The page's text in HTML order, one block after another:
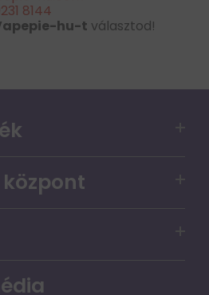
8144
hu-t választod!
35000 Puffs